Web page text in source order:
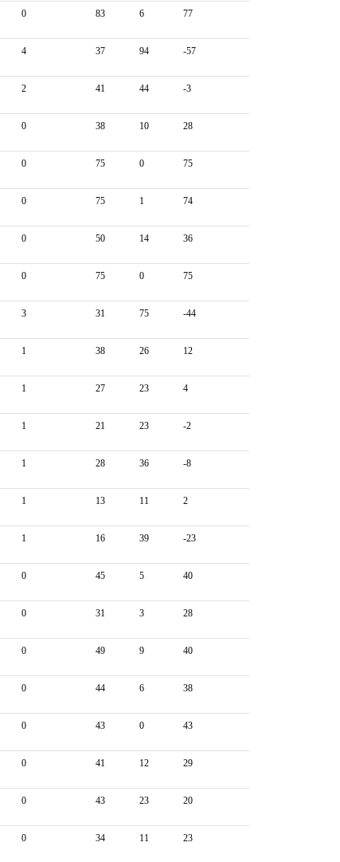
0 83 6 77
4 37 94 -57
2 41 44 -3
0 38 10 28
0 75 0 75
0 75 1 74
0 50 14 36
0 75 0 75
3 31 75 -44
1 38 26 12
1 27 23 4
1 21 23 -2
1 28 36 -8
1 13 11 2
1 16 39 -23
0 45 5 40
0 31 3 28
0 49 9 40
0 44 6 38
0 43 0 43
0 41 12 29
0 43 23 20
0 34 11 23